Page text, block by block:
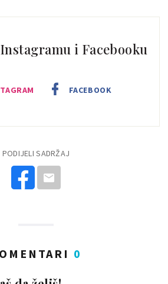
i Facebooku
FACEBOOK
PODIJELI SADRŽAJ
0